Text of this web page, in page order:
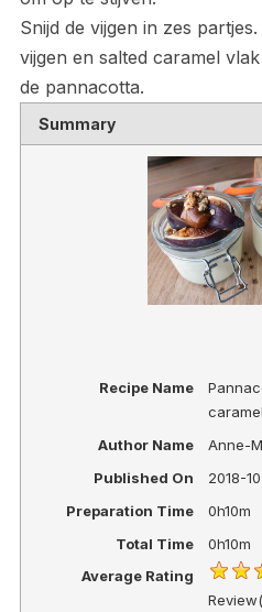
Snijd de vijgen in zes
vijgen en salted caramel
de pannacotta.
Summary
Recipe Name
caramel
Author Name
Anne-
Published On
2018-
Preparation Time
0h10m
Total Time
0h10m
Average Rating